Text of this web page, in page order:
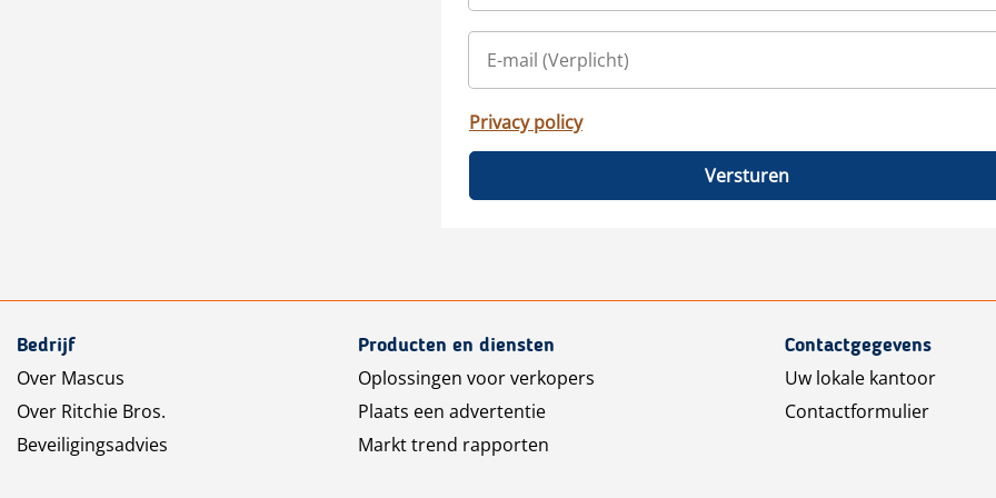
Privacy policy
Versturen
Bedrijf
Over Mascus
Over Ritchie Bros.
Beveiligingsadvies
Producten en diensten
Oplossingen voor verkopers
Plaats een advertentie
Markt trend rapporten
Contactgegevens
Uw lokale kantoor
Contactformulier